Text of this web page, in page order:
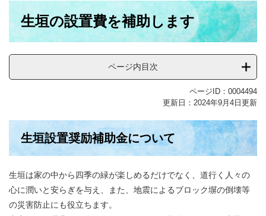
生垣の設置費を補助します
ページ内目次
ページID：0004494
更新日：2024年9月4日更新
生垣設置奨励補助金について
生垣は家の中から四季の緑が楽しめるだけでなく、道行く人々の
心に潤いと安らぎを与え、また、地震によるブロック塀の倒壊等
の災害防止にも役立ちます。